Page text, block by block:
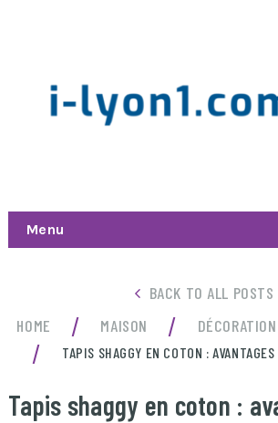
Menu
BACK TO ALL POSTS
HOME
/ MAISON /
/ TAPIS SHAGGY EN COTON :
Tapis shaggy en coton :